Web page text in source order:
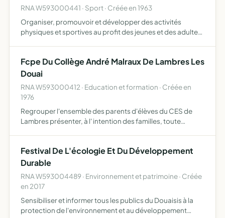
RNA W593000441 · Sport · Créée en 1963
Organiser, promouvoir et développer des activités
physiques et sportives au profit des jeunes et des adultes
Fcpe Du Collège André Malraux De Lambres Les
Douai
RNA W593000412 · Education et formation · Créée en
1976
Regrouper l'ensemble des parents d'élèves du CES de
Lambres présenter, à l' intention des familles, toute
le…
Festival De L'écologie Et Du Développement
Durable
RNA W593004489 · Environnement et patrimoine · Créée
en 2017
Sensibiliser et informer tous les publics du Douaisis à la
protection de l'environnement et au développement